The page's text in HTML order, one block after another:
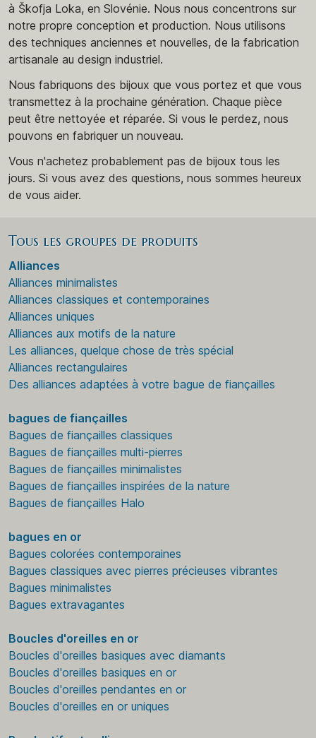
à Škofja Loka, en Slovénie. Nous nous concentrons sur
notre propre conception et production. Nous utilisons
des techniques anciennes et nouvelles, de la fabrication
artisanale au design industriel.
Nous fabriquons des bijoux que vous portez et que vous
transmettez à la prochaine génération. Chaque pièce
peut être nettoyée et réparée. Si vous le perdez, nous
pouvons en fabriquer un nouveau.
Vous n'achetez probablement pas de bijoux tous les
jours. Si vous avez des questions, nous sommes heureux
de vous aider.
Tous les groupes de produits
Alliances
Alliances minimalistes
Alliances classiques et contemporaines
Alliances uniques
Alliances aux motifs de la nature
Les alliances, quelque chose de très spécial
Alliances rectangulaires
Des alliances adaptées à votre bague de fiançailles
bagues de fiançailles
Bagues de fiançailles classiques
Bagues de fiançailles multi-pierres
Bagues de fiançailles minimalistes
Bagues de fiançailles inspirées de la nature
Bagues de fiançailles Halo
bagues en or
Bagues colorées contemporaines
Bagues classiques avec pierres précieuses vibrantes
Bagues minimalistes
Bagues extravagantes
Boucles d'oreilles en or
Boucles d'oreilles basiques avec diamants
Boucles d'oreilles basiques en or
Boucles d'oreilles pendantes en or
Boucles d'oreilles en or uniques